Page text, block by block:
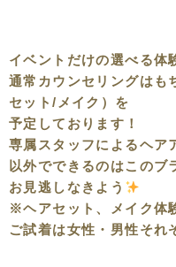
イベントだけの選べる体
通常カウンセリングはも
セット/メイク）を
予定しております！
専属スタッフによるヘア
以外でできるのはこのブ
お見逃しなきよう
※ヘアセット、メイク体
ご試着は女性・男性それ